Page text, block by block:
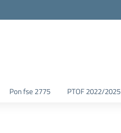
Pon fse 2775 PTOF 2022/2025